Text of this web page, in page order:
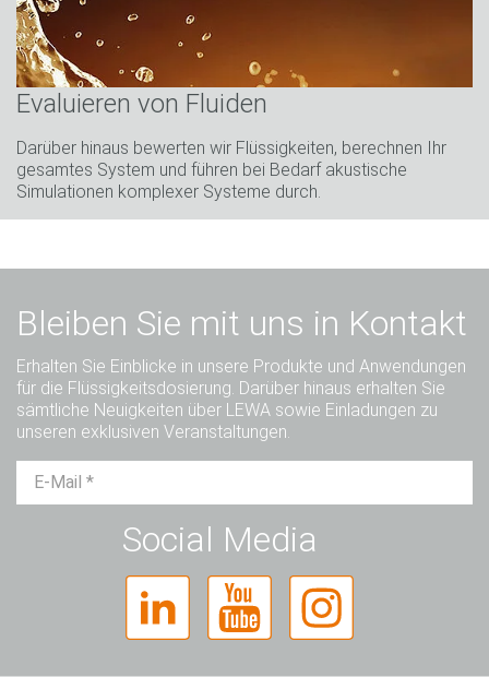
Evaluieren von Fluiden
Darüber hinaus bewerten wir Flüssigkeiten, berechnen Ihr
gesamtes System und führen bei Bedarf akustische
Simulationen komplexer Systeme durch.
Bleiben Sie mit uns in Kontakt
Erhalten Sie Einblicke in unsere Produkte und Anwendungen
für die Flüssigkeitsdosierung. Darüber hinaus erhalten Sie
sämtliche Neuigkeiten über LEWA sowie Einladungen zu
unseren exklusiven Veranstaltungen.
Frau Divers
Social Media